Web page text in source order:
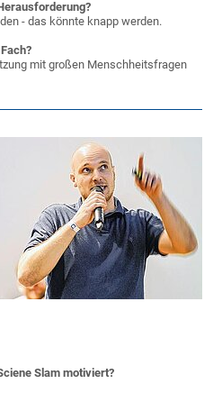
- das könnte knapp werden.
mit großen Menschheitsfragen
Slam motiviert?